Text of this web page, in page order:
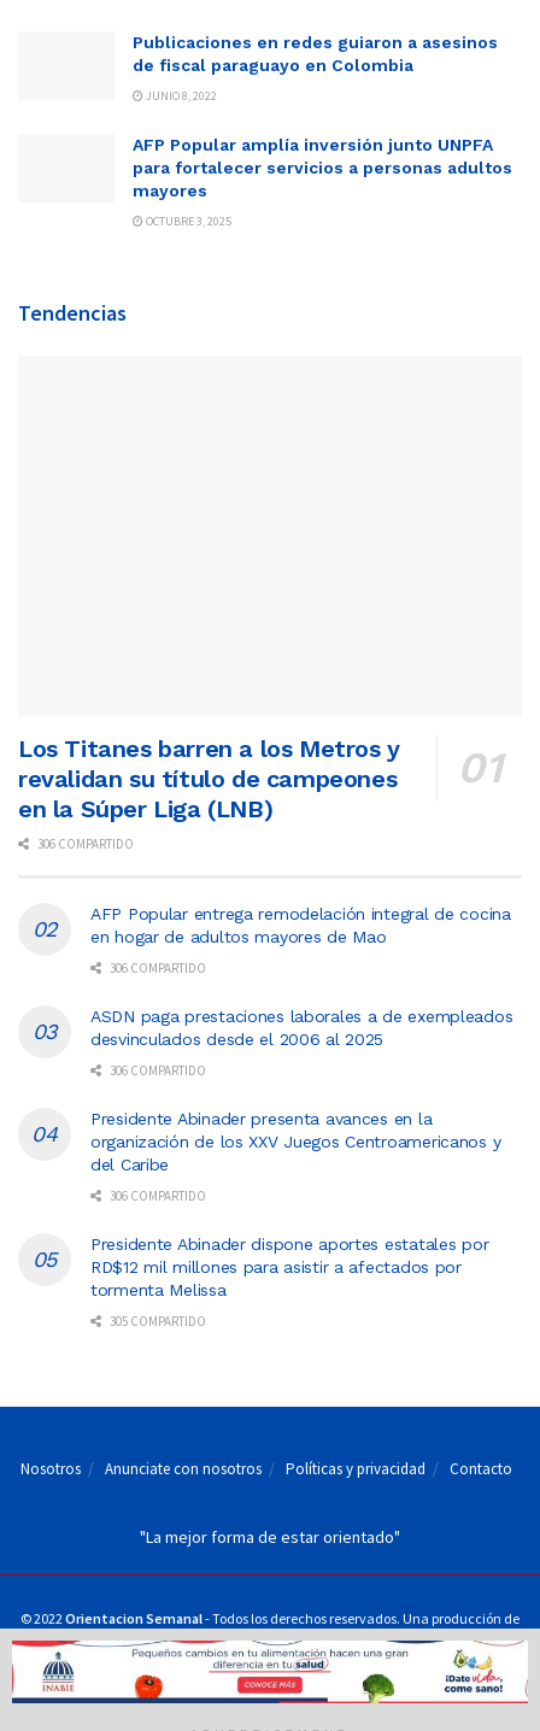
Publicaciones en redes guiaron a asesinos
de fiscal paraguayo en Colombia
JUNIO 8, 2022
AFP Popular amplía inversión junto UNPFA
para fortalecer servicios a personas adultos
mayores
OCTUBRE 3, 2025
Tendencias
Los Titanes barren a los Metros y
revalidan su título de campeones
en la Súper Liga (LNB)
306 COMPARTIDO
AFP Popular entrega remodelación integral de cocina
en hogar de adultos mayores de Mao
306 COMPARTIDO
ASDN paga prestaciones laborales a de exempleados
desvinculados desde el 2006 al 2025
306 COMPARTIDO
Presidente Abinader presenta avances en la
organización de los XXV Juegos Centroamericanos y
del Caribe
306 COMPARTIDO
Presidente Abinader dispone aportes estatales por
RD$12 mil millones para asistir a afectados por
tormenta Melissa
305 COMPARTIDO
Nosotros Anunciate con nosotros Políticas y privacidad Contacto
"La mejor forma de estar orientado"
© 2022 Orientacion Semanal- Todos los derechos reservados. Una producción de
Juan Fran Servicios Periodísticos, S.R.L